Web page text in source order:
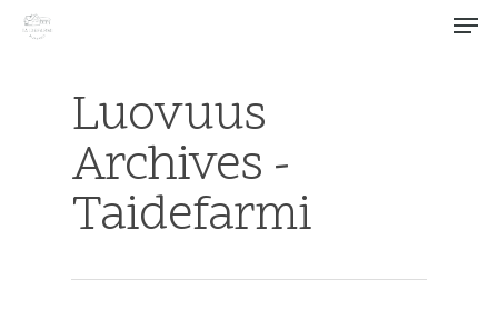
Hit enter to search or ESC to close
Luovuus
Archives -
Taidefarmi